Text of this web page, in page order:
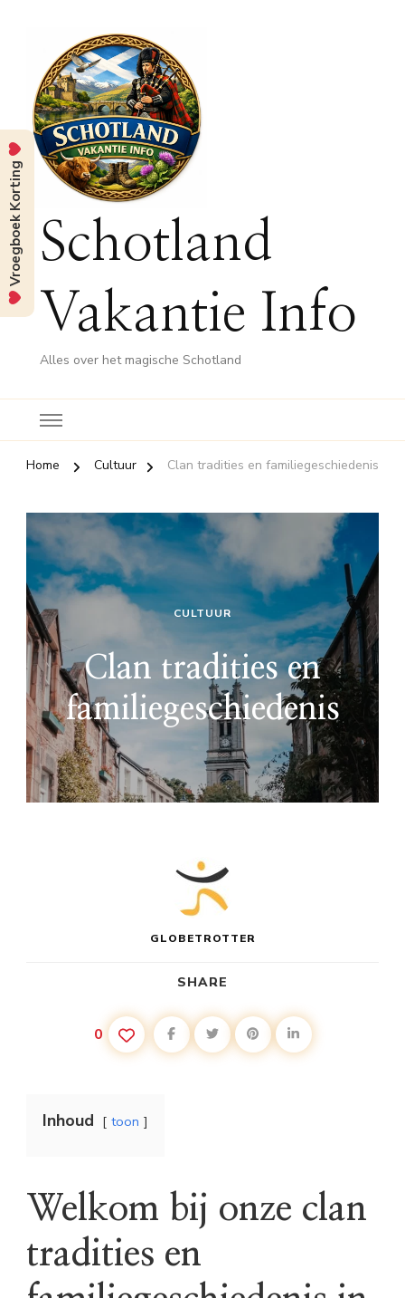
Schotland
Vakantie Info
Alles over het magische Schotland
Home Cultuur Clan tradities en familiegeschiedenis
CULTUUR
Clan tradities en
familiegeschiedenis
GLOBETROTTER
SHARE
0
Inhoud toon
Welkom bij onze clan
tradities en
Vroegboek Korting